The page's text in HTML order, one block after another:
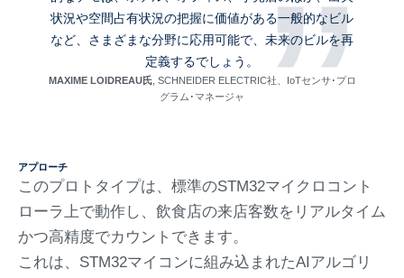
状況や空間占有状況の把握に価値がある一般的なビル
など、さまざまな分野に応用可能で、未来のビルを再
定義するでしょう。
”
MAXIME LOIDREAU氏, SCHNEIDER ELECTRIC社、IoTセンサ･プロ
グラム･マネージャ
アプローチ
このプロトタイプは、標準のSTM32マイクロコント
ローラ上で動作し、飲食店の来店客数をリアルタイム
かつ高精度でカウントできます。
これは、STM32マイコンに組み込まれたAIアルゴリ